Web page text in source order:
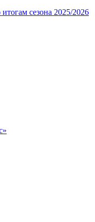
сезона 2025/2026